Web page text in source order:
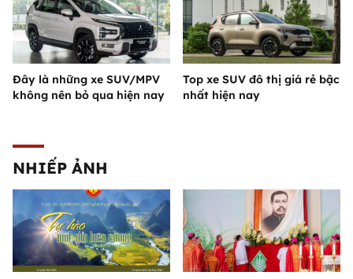
Đây là những xe SUV/MPV
không nên bỏ qua hiện nay
Top xe SUV đô thị giá rẻ bậc
nhất hiện nay
NHIẾP ẢNH